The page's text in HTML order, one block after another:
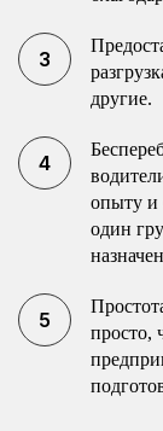
другие.
опыту и
один
просто,